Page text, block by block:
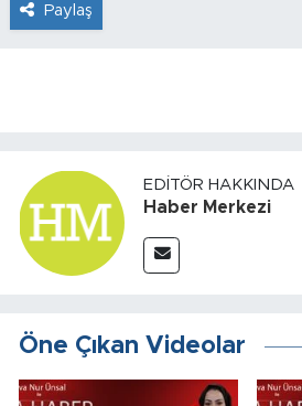
Paylaş
EDITÖR HAKKINDA
Haber Merkezi
Öne Çıkan Videolar